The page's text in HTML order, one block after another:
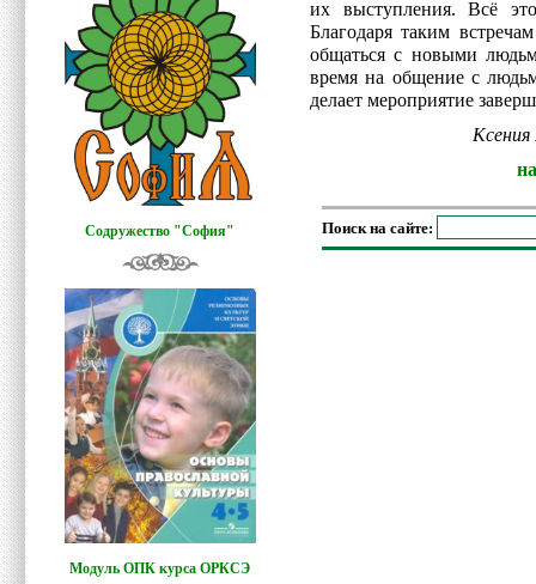
Содружество "София"
Модуль ОПК курса ОРКСЭ
их выступления. Всё
Благодаря таким
общаться с новыми
время на общение с
делает мероприятие
Ксения
Поиск на сайте: